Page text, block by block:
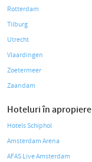
Rotterdam
Tilburg
Utrecht
Vlaardingen
Zoetermeer
Zaandam
Hoteluri în apropiere
Hotels Schiphol
Amsterdam Arena
AFAS Live Amsterdam